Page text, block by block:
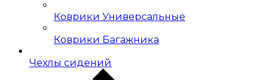
Коврики Универсальные
Коврики Багажника
Чехлы сидений